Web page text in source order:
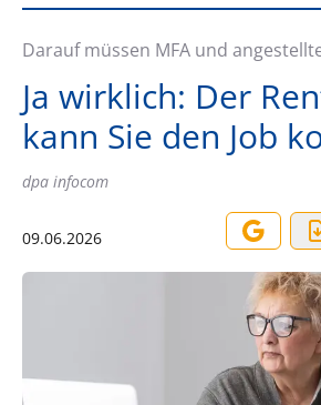
Darauf müssen MFA und
Ja wirklich: Der
kann Sie den Job
dpa infocom
09.06.2026